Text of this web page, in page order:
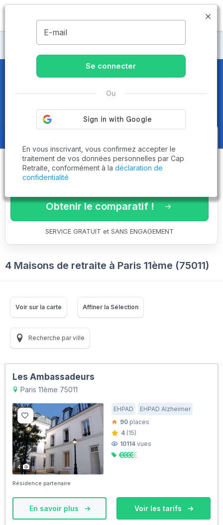
MENU
Maisons de retraite Paris
Maisons de retraite et EHPAD
Paris 11ème (75011)
Obtenez le
comparatif des
établissementsadaptés à vos
critères en 3 minutes !
Obtenir le comparatif !
SERVICE GRATUIT et SANS ENGAGEMENT
4 Maisons de retraite à Paris 11ème (75011)
Voir sur la carte Affiner la Sélection
Recherche par ville
Les Ambassadeurs
Paris 11ème 75011
4
EHPAD
EHPAD Alzheimer
90 places
4 (15)
10114 vues
Résidence partenaire
En savoir plus Voir les tarifs
E-mail
Se connecter
Ou
En vous inscrivant, vous confirmez accepter le
traitement de vos données personnelles par Cap
Retraite, conformément à la déclaration de
confidentialité